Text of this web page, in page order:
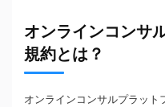
オンラインコンサ
規約とは？
オンラインコンサルプラット